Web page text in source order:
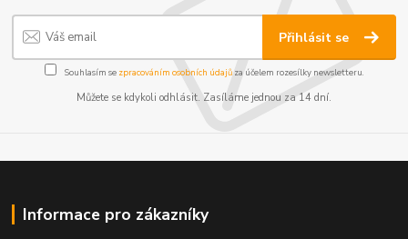
Přihlásit se
Souhlasím se zpracováním osobních údajůza účelem rozesílky newsletteru.
Můžete se kdykoli odhlásit. Zasíláme jednou za 14 dní.
Informace pro zákazníky